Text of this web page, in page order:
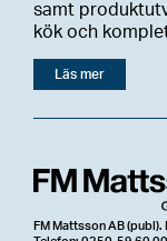
samt
kök och
Läs mer
FM Mattsson AB